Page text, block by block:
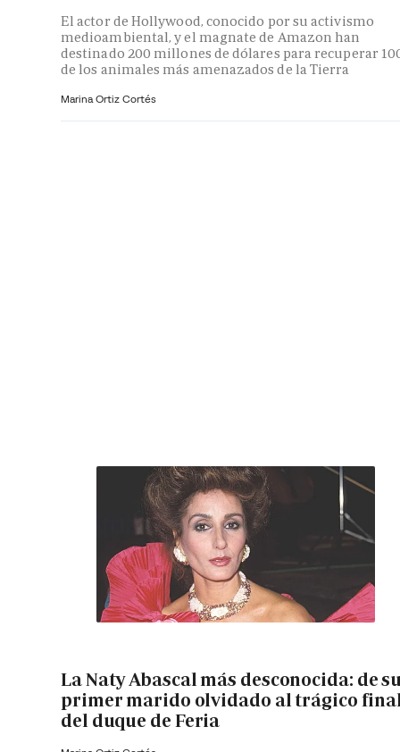
El actor de Hollywood, conocido por su activismo
medioambiental, y el magnate de Amazon han
destinado 200 millones de dólares para recuperar
de los animales más amenazados de la Tierra
Marina Ortiz Cortés
La Naty Abascal más desconocida: de
primer marido olvidado al trágico
del duque de Feria